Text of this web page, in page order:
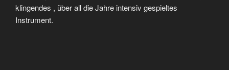
klingendes , über all die Jahre intensiv gespieltes
Instrument.